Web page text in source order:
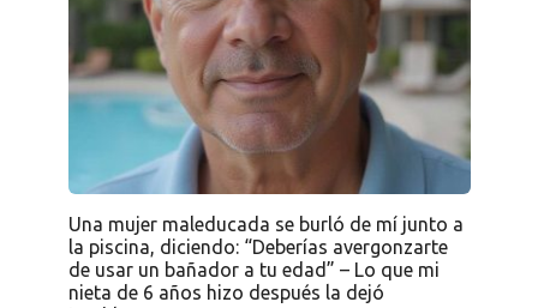
Una mujer maleducada se burló de mí junto a
la piscina, diciendo: “Deberías avergonzarte
de usar un bañador a tu edad” – Lo que mi
nieta de 6 años hizo después la dejó